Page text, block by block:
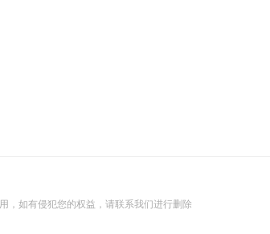
，如有侵犯您的权益，请联系我们进行删除